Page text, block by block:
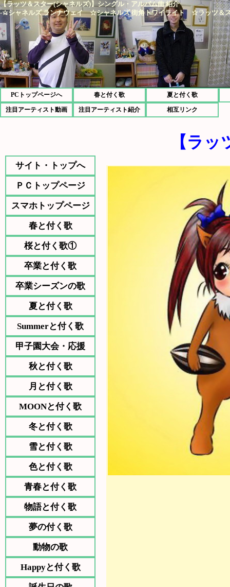
【ラッツ＆スター(シャネルズ)】シングル・アルバム曲 紹介
-☆シャネルズ ランナウェイ ☆シャネルズ 街角トワイライト ☆ラッツ＆
PCトップページへ 春と付く歌 夏と付く歌
注目アーティスト動画 注目アーティスト紹介 相互リンク
サイト・トップへ
ＰＣトップページ
スマホトップページ
春と付く歌
桜と付く歌①
卒業と付く歌
卒業シーズンの歌
夏と付く歌
Summerと付く歌
甲子園大会・応援
秋と付く歌
月と付く歌
MOONと付く歌
冬と付く歌
雪と付く歌
色と付く歌
青春と付く歌
物語と付く歌
夢の付く歌
動物の歌
Happyと付く歌
【ラ